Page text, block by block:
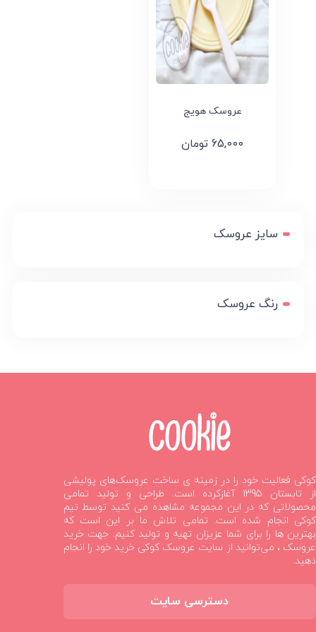
عروسک هویج
65,000 تومان
سایز عروسک
رنگ عروسک
کوکی فعالیت خود را در زمینه ی ساخت عروسک‌های پولیشی
از تابستان 1395 آغازکرده است. طراحی و تولید تمامی
محصولاتی که در این مجموعه مشاهده می کنید توسط تیم
کوکی انجام شده است. تمامی تلاش ما بر این است که
بهترین ها را برای شما عزیزان تهیه و تولید کنیم. جهت خرید
عروسک ، می‌توانید از سایت عروسک کوکی خرید خود را انجام
دهید.
دسترسی سایت